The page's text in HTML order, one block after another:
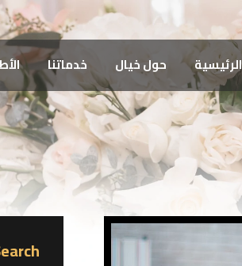
حول خيال خدماتنا